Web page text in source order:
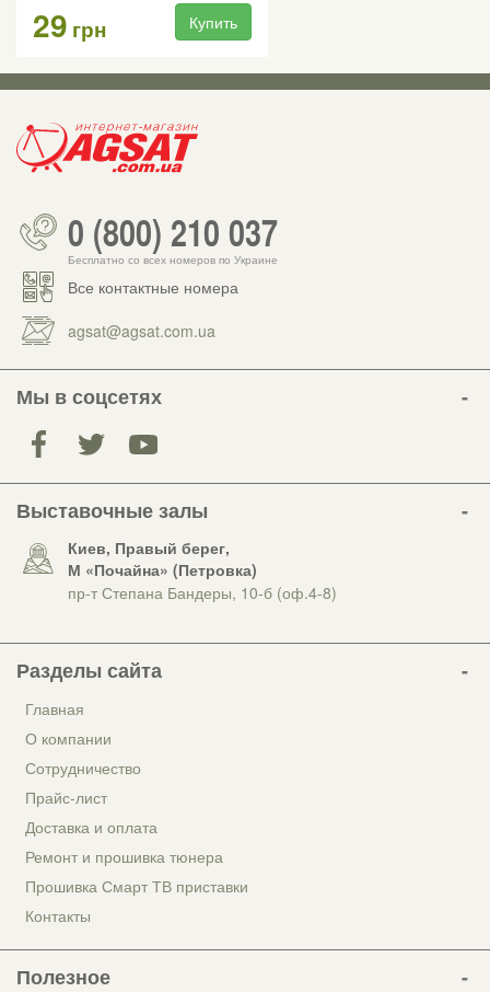
29 грн Купить
0 (800) 210 037
Бесплатно со всех номеров по Украине
Все контактные номера
agsat@agsat.com.ua
Мы в соцсетях
Выставочные залы
Киев, Правый берег,
М «Почайна» (Петровка)
пр-т Степана Бандеры, 10-б (оф.4-8)
Разделы сайта
Главная
О компании
Сотрудничество
Прайс-лист
Доставка и оплата
Ремонт и прошивка тюнера
Прошивка Смарт ТВ приставки
Контакты
Полезное